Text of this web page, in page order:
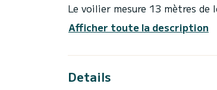
Le voilier mesure 13 mètres
équipements suivants : Pilote
Afficher toute la description
Details